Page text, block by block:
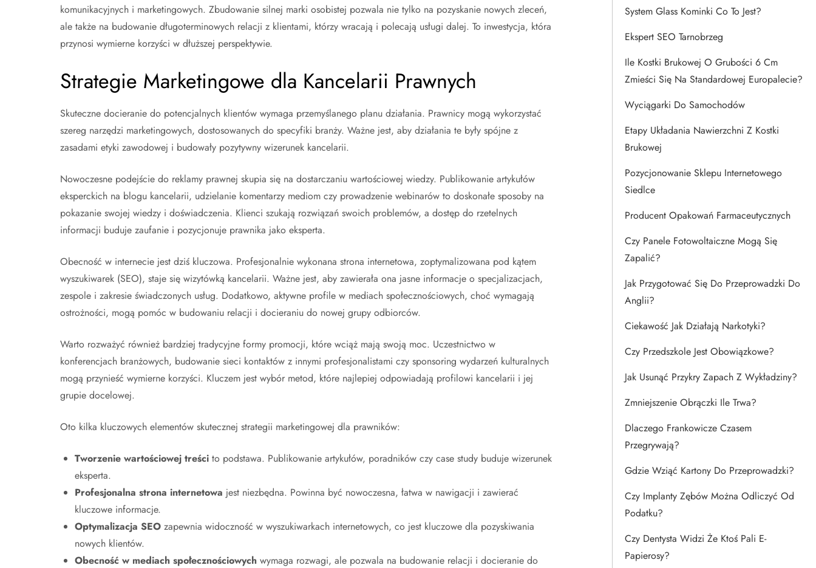
komunikacyjnych i marketingowych. Zbudowanie silnej marki osobistej pozwala nie tylko na pozyskanie nowych zleceń,
ale także na budowanie długoterminowych relacji z klientami, którzy wracają i polecają usługi dalej. To inwestycja, która
przynosi wymierne korzyści w dłuższej perspektywie.
Strategie Marketingowe dla Kancelarii Prawnych
Skuteczne docieranie do potencjalnych klientów wymaga przemyślanego planu działania. Prawnicy mogą wykorzystać
szereg narzędzi marketingowych, dostosowanych do specyfiki branży. Ważne jest, aby działania te były spójne z
zasadami etyki zawodowej i budowały pozytywny wizerunek kancelarii.
Nowoczesne podejście do reklamy prawnej skupia się na dostarczaniu wartościowej wiedzy. Publikowanie artykułów
eksperckich na blogu kancelarii, udzielanie komentarzy mediom czy prowadzenie webinarów to doskonałe sposoby na
pokazanie swojej wiedzy i doświadczenia. Klienci szukają rozwiązań swoich problemów, a dostęp do rzetelnych
informacji buduje zaufanie i pozycjonuje prawnika jako eksperta.
Obecność w internecie jest dziś kluczowa. Profesjonalnie wykonana strona internetowa, zoptymalizowana pod kątem
wyszukiwarek (SEO), staje się wizytówką kancelarii. Ważne jest, aby zawierała ona jasne informacje o specjalizacjach,
zespole i zakresie świadczonych usług. Dodatkowo, aktywne profile w mediach społecznościowych, choć wymagają
ostrożności, mogą pomóc w budowaniu relacji i docieraniu do nowej grupy odbiorców.
Warto rozważyć również bardziej tradycyjne formy promocji, które wciąż mają swoją moc. Uczestnictwo w
konferencjach branżowych, budowanie sieci kontaktów z innymi profesjonalistami czy sponsoring wydarzeń kulturalnych
mogą przynieść wymierne korzyści. Kluczem jest wybór metod, które najlepiej odpowiadają profilowi kancelarii i jej
grupie docelowej.
Oto kilka kluczowych elementów skutecznej strategii marketingowej dla prawników:
Tworzenie wartościowej treścito podstawa. Publikowanie artykułów, poradników czy case study buduje wizerunek
eksperta.
Profesjonalna strona internetowa jest niezbędna. Powinna być nowoczesna, łatwa w nawigacji i zawierać
kluczowe informacje.
Optymalizacja SEOzapewnia widoczność w wyszukiwarkach internetowych, co jest kluczowe dla pozyskiwania
nowych klientów.
Obecność w mediach społecznościowychwymaga rozwagi, ale pozwala na budowanie relacji i docieranie do
System Glass Kominki Co To Jest?
Ekspert SEO Tarnobrzeg
Ile Kostki Brukowej O Grubości 6 Cm
Zmieści Się Na Standardowej Europalecie?
Wyciągarki Do Samochodów
Etapy Układania Nawierzchni Z Kostki
Brukowej
Pozycjonowanie Sklepu Internetowego
Siedlce
Producent Opakowań Farmaceutycznych
Czy Panele Fotowoltaiczne Mogą Się
Zapalić?
Jak Przygotować Się Do Przeprowadzki Do
Anglii?
Ciekawość Jak Działają Narkotyki?
Czy Przedszkole Jest Obowiązkowe?
Jak Usunąć Przykry Zapach Z Wykładziny?
Zmniejszenie Obrączki Ile Trwa?
Dlaczego Frankowicze Czasem
Przegrywają?
Gdzie Wziąć Kartony Do Przeprowadzki?
Czy Implanty Zębów Można Odliczyć Od
Podatku?
Czy Dentysta Widzi Że Ktoś Pali E-
Papierosy?